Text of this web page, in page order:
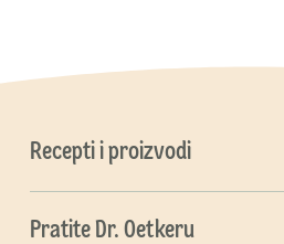
Recepti i proizvodi
Pratite Dr. Oetkeru